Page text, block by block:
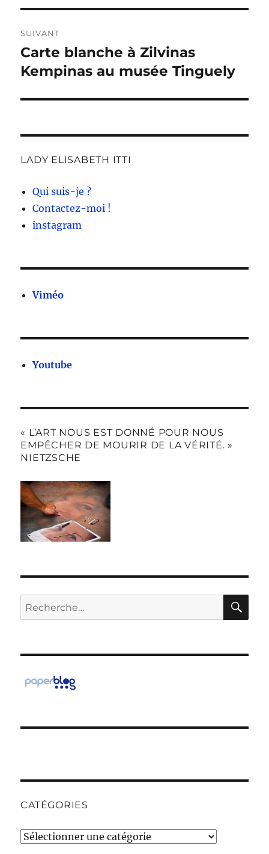
SUIVANT
Publication
suivante :
Carte blanche à Zilvinas
Kempinas au musée Tinguely
LADY ELISABETH ITTI
Qui suis-je ?
Contactez-moi !
instagram
Viméo
Youtube
« L’ART NOUS EST DONNÉ POUR NOUS
EMPÊCHER DE MOURIR DE LA VÉRITÉ. »
NIETZSCHE
Recherche
pour :
CATÉGORIES
Catégories